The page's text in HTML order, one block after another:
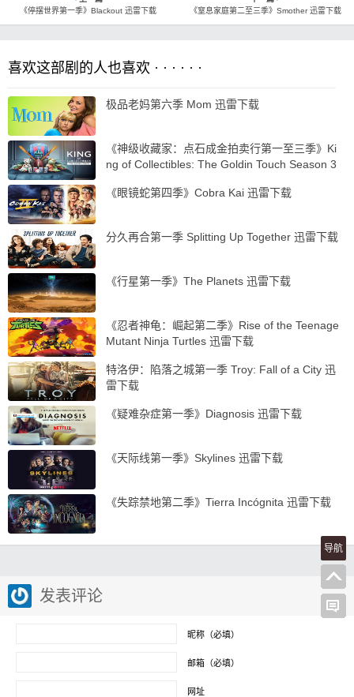
《停摆世界第一季》Blackout 迅雷下载
《窒息家庭第二至三季》Smother 迅雷下载
喜欢这部剧的人也喜欢 · · · · · ·
极品老妈第六季 Mom 迅雷下载
《神级收藏家：点石成金拍卖行第一至三季》Ki
ng of Collectibles: The Goldin Touch Season 3
《眼镜蛇第四季》Cobra Kai 迅雷下载
分久再合第一季 Splitting Up Together 迅雷下载
《行星第一季》The Planets 迅雷下载
《忍者神龟：崛起第二季》Rise of the Teenage
Mutant Ninja Turtles 迅雷下载
特洛伊：陷落之城第一季 Troy: Fall of a City 迅
雷下载
《疑难杂症第一季》Diagnosis 迅雷下载
《天际线第一季》Skylines 迅雷下载
《失踪禁地第二季》Tierra Incógnita 迅雷下载
发表评论
昵称（必填）
邮箱（必填）
网址
导航